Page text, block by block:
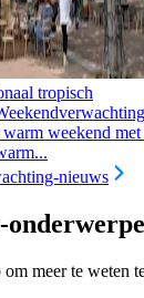
tropisch
weekend
nieuws
om meer te weten